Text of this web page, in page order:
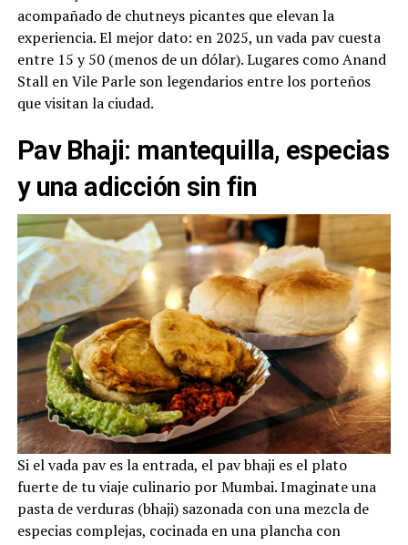
acompañado de chutneys picantes que elevan la
experiencia. El mejor dato: en 2025, un vada pav cuesta
entre ₹15 y ₹50 (menos de un dólar). Lugares como Anand
Stall en Vile Parle son legendarios entre los porteños
que visitan la ciudad.
Pav Bhaji: mantequilla, especias
y una adicción sin fin
Si el vada pav es la entrada, el pav bhaji es el plato
fuerte de tu viaje culinario por Mumbai. Imaginate una
pasta de verduras (bhaji) sazonada con una mezcla de
especias complejas, cocinada en una plancha con